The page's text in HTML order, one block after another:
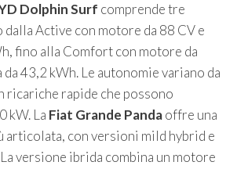
Dolphin Surf comprende tre
Active con motore da 88 CV e
fino alla Comfort con motore da
43,2 kWh. Le autonomie variano da
ricariche rapide che possono
kW. La Fiat Grande Pandaoffre una
articolata, con versioni mild hybrid e
versione ibrida combina un motore